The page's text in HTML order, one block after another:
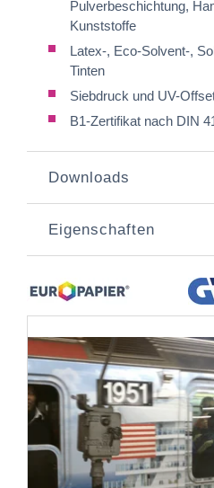
Pulverbeschichtung,
Kunststoffe
Latex-, Eco-Solvent-,
Tinten
Siebdruck und UV-
B1-Zertifikat nach DIN
Downloads
Eigenschaften